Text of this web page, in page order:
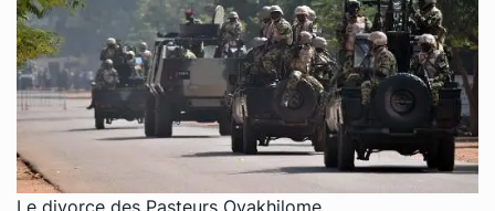
Le divorce des Pasteurs Oyakhilome